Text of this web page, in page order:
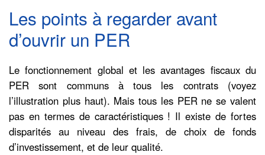
Les points à regarder avant
d’ouvrir un PER
Le fonctionnement global et les avantages fiscaux du
PER sont communs à tous les contrats (voyez
l’illustration plus haut). Mais tous les PER ne se valent
pas en termes de caractéristiques ! Il existe de fortes
disparités au niveau des frais, de choix de fonds
d’investissement, et de leur qualité.